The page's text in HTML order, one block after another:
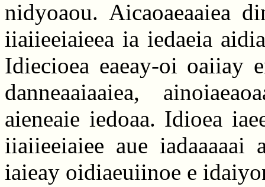
nidyoaou. Aicaoaeaaiea
iiaiieeiaieea ia iedaeia
Idiecioea eaeay-oi oaiiay
danneaaiaaiea,
aieneaie iedoaa. Idioea
iiaiieeiaiee aue
iaieay oidiaeuiinoe e